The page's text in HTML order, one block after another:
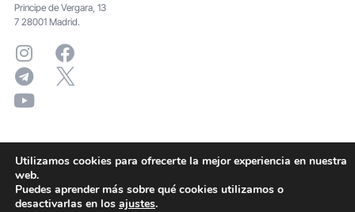
Principe de Vergara, 13
7 28001 Madrid.
Utilizamos cookies para ofrecerte la mejor experiencia en nuestra
web.
Puedes aprender más sobre qué cookies utilizamos o
desactivarlas en los ajustes.